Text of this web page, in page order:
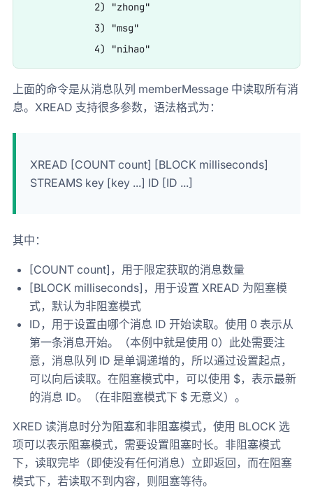
            2) "zhong"
            3) "msg"
上面的命令是从消息队列 memberMessage 中读取所有消
息。XREAD 支持很多参数，语法格式为：
XREAD [COUNT count] [BLOCK milliseconds]
STREAMS key [key ...] ID [ID ...]
其中：
[COUNT count]，用于限定获取的消息数量
[BLOCK milliseconds]，用于设置 XREAD 为阻塞模
式，默认为非阻塞模式
ID，用于设置由哪个消息 ID 开始读取。使用 0 表示从
第一条消息开始。（本例中就是使用 0）此处需要注
意，消息队列 ID 是单调递增的，所以通过设置起点，
可以向后读取。在阻塞模式中，可以使用 $，表示最新
的消息 ID。（在非阻塞模式下 $ 无意义）。
XRED 读消息时分为阻塞和非阻塞模式，使用 BLOCK 选
项可以表示阻塞模式，需要设置阻塞时长。非阻塞模式
下，读取完毕（即使没有任何消息）立即返回，而在阻塞
模式下，若读取不到内容，则阻塞等待。